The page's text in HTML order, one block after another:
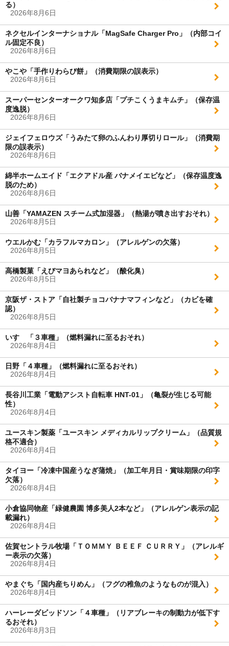
2026年8月6日
る）
2026年8月6日
ネクセルインターナショナル「MagSafe Charger Pro」（内部コイ
ル固定不良）
2026年8月6日
やこや「手作りわらび餅」（消費期限の誤表示）
2026年8月6日
スーパーセンターオークワ知多店「プチこくうまキムチ」（保存温
度逸脱）
2026年8月6日
ジェイフェロウズ「うみたて卵のふんわり厚切りロール」（消費期
限の誤表示）
2026年8月6日
綿半ホームエイド「エクアドル産 バナメイエビなど」（保存温度逸
脱のため）
2026年8月5日
山善「YAMAZEN スチーム式加湿器」（熱湯が噴き出すおそれ）
2026年8月5日
ウエルかむ「カラフルマカロン」（アレルゲンの欠落）
2026年8月5日
高橋製菓「えびマヨあられなど」（酸化臭）
2026年8月5日
京阪ザ・ストア「自社製チョコバナナマフィンなど」（カビを確
認）
2026年8月4日
いすゞ「３車種」（燃料漏れに至るおそれ）
2026年8月4日
日野「４車種」（燃料漏れに至るおそれ）
2026年8月4日
長谷川工業「電動アシスト自転車 HNT-01」（亀裂が生じる可能
性）
2026年8月4日
ユースキン製薬「ユースキン メディカルリップクリーム」（品質規
格不適合）
2026年8月4日
タイヨー「冷凍中国産うなぎ蒲焼」（加工年月日・賞味期限の印字
欠落）
2026年8月4日
小倉協同物産「緑健農園 博多美人2本など」（アレルゲン表示の記
載漏れ）
2026年8月4日
佐賀セントラル牧場「ＴＯＭＭＹ ＢＥＥＦ ＣＵＲＲＹ」（アレルギ
ー表示の欠落）
2026年8月4日
やまぐち「国内産ちりめん」（フグの稚魚のようなものが混入）
2026年8月3日
ハーレーダビッドソン「４車種」（リアブレーキの制動力が低下す
るおそれ）